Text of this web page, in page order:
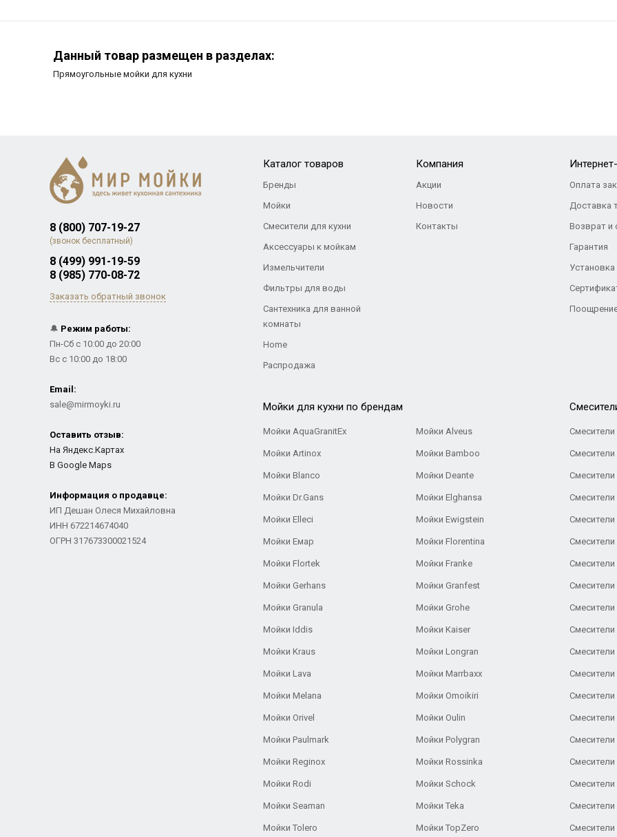
Данный товар размещен в разделах:
Прямоугольные мойки для кухни
8 (800) 707-19-27
(звонок бесплатный)
8 (499) 991-19-59
8 (985) 770-08-72
Заказать обратный звонок
🔔 Режим работы:
Пн-Сб с 10:00 до 20:00
Вс с 10:00 до 18:00
Email:
sale@mirmoyki.ru
Оставить отзыв:
На Яндекс.Картах
В Google Maps
Информация о продавце:
ИП Дешан Олеся Михайловна
ИНН 672214674040
ОГРН 317673300021524
Каталог товаров
Бренды
Мойки
Смесители для кухни
Аксессуары к мойкам
Измельчители
Фильтры для воды
Сантехника для ванной
комнаты
Home
Распродажа
Компания
Акции
Новости
Контакты
Оплата
Доставка
Возврат и
Гарантия
Установка
Мойки для кухни по брендам
Мойки AquaGranitEx Мойки Alveus
Мойки Artinox Мойки Bamboo
Мойки Blanco Мойки Deante
Мойки Dr.Gans Мойки Elghansa
Мойки Elleci Мойки Ewigstein
Мойки Емар Мойки Florentina
Мойки Flortek Мойки Franke
Мойки Gerhans Мойки Granfest
Мойки Granula Мойки Grohe
Мойки Iddis Мойки Kaiser
Мойки Kraus Мойки Longran
Мойки Lava Мойки Marrbaxx
Мойки Melana Мойки Omoikiri
Мойки Orivel Мойки Oulin
Мойки Paulmark Мойки Polygran
Мойки Reginox Мойки Rossinka
Мойки Rodi Мойки Schock
Мойки Seaman Мойки Teka
Мойки Tolero Мойки TopZero
Смесители
Смесители
Смесители
Смесители
Смесители
Смесители
Смесители
Смесители
Смесители
Смесители
Смесители
Смесители
Смесители
Смесители
Смесители
Смесители
Смесители
Смесители